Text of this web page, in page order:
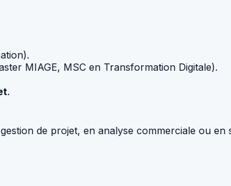
MIAGE, MSC en Transformation Digitale).
.
de projet, en analyse commerciale ou